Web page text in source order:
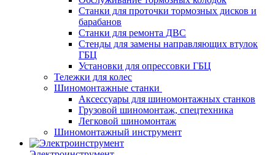
Станки для проточки тормозных дисков и
барабанов
Станки для ремонта ДВС
Стенды для замены направляющих втулок
ГБЦ
Установки для опрессовки ГБЦ
Тележки для колес
Шиномонтажные станки
Аксессуары для шиномонтажных станков
Грузовой шиномонтаж, спецтехника
Легковой шиномонтаж
Шиномонтажный инструмент